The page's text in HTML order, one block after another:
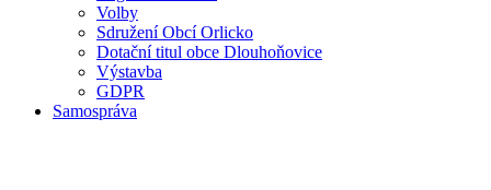
Volby
Sdružení Obcí Orlicko
Dotační titul obce Dlouhoňovice
Výstavba
GDPR
Samospráva